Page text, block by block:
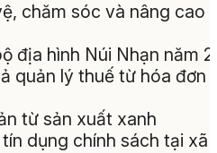
chăm sóc và nâng cao
địa hình Núi Nhạn năm
quản lý thuế từ hóa đơn
từ sản xuất xanh
dụng chính sách tại xã